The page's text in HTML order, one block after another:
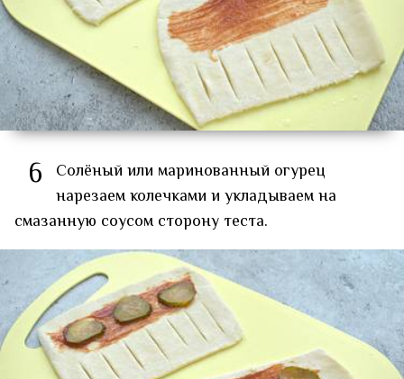
6
Солёный или маринованный огурец
нарезаем колечками и укладываем на
смазанную соусом сторону теста.